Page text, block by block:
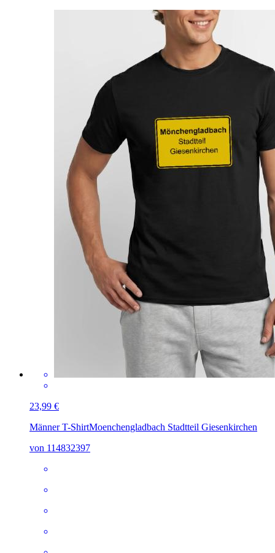
23,99 €
Männer T-ShirtMoenchengladbach Stadtteil Giesenkirchen
von 114832397